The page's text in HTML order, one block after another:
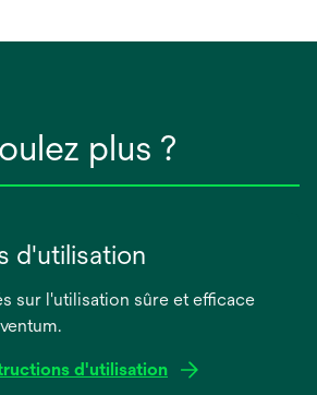
plus ?
d'utilisation
sur l'utilisation sûre et efficace
d'utilisation